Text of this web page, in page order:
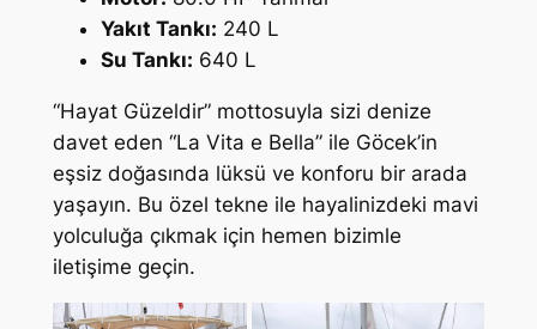
Yakıt Tankı: 240 L
Su Tankı: 640 L
“Hayat Güzeldir” mottosuyla sizi denize
davet eden “La Vita e Bella” ile Göcek’in
eşsiz doğasında lüksü ve konforu bir arada
yaşayın. Bu özel tekne ile hayalinizdeki mavi
yolculuğa çıkmak için hemen bizimle
iletişime geçin.